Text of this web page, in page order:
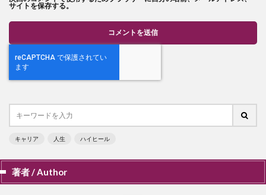
サイトを保存する。
キャリア 人生 ハイヒール
著者 / Author